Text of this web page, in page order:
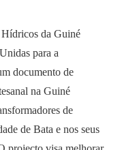
Hídricos da Guiné
para a
documento de
na Guiné
de
de Bata e nos seus